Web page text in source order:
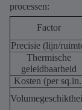
processen:
Factor
Precisie (lijn/
Thermische
geleidbaarheid
Kosten (per